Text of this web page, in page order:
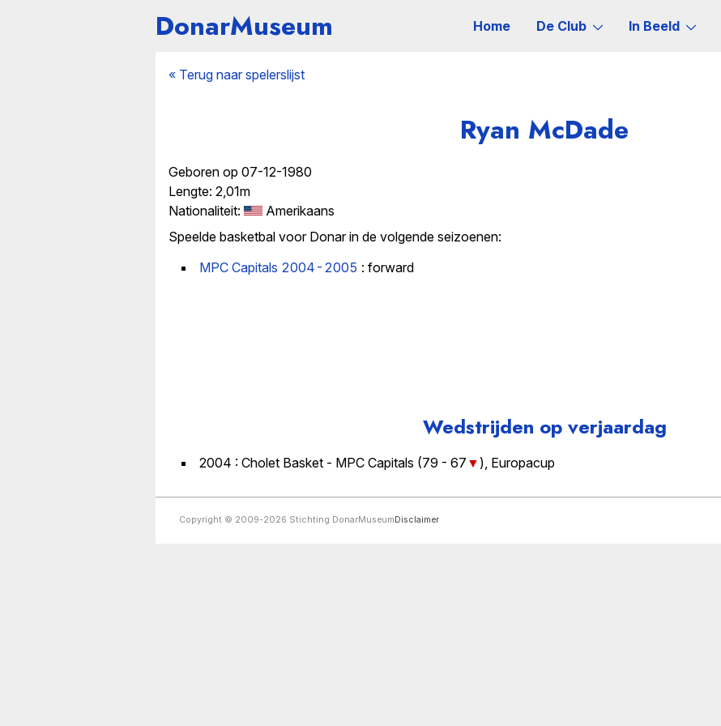
DonarMuseum Home De Club In Beeld
« Terug naar spelerslijst
Ryan McDade
Geboren op 07-12-1980
Lengte: 2,01m
Nationaliteit:
Amerikaans
Speelde basketbal voor Donar in de volgende seizoenen:
MPC Capitals 2004-2005 : forward
Wedstrijden op verjaardag
2004 : Cholet Basket - MPC Capitals (79 - 67 ), Europacup
Copyright © 2009-2026 Stichting DonarMuseum Disclaimer